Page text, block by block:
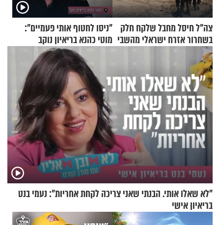
צה"ל חיסל מחבל שלקח חלק
בשחרור אזרח ישראלי מהשבי
"ניסו לחטוף אותי פעמיים":
מוטי כהנא בריאיון נוקב
"לא שאלו אותי. הבנתי שאני צריכה לקחת אחריות": נעמי בנט
בריאיון אישי